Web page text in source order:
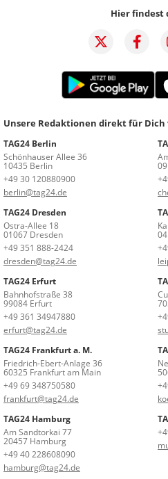
Hier findest
Unsere Redaktionen direkt für Dich
TAG24 Berlin
Schönhauser Allee 36
10435 Berlin
+49 30 120880900
berlin@tag24.de
TAG24 Dresden
Ostra-Allee 18
01067 Dresden
+49 351 888-2424
dresden@tag24.de
TAG24 Erfurt
Bahnhofstraße 38
99084 Erfurt
+49 361 34947880
erfurt@tag24.de
TAG24 Frankfurt a. M.
Friedrich-Ebert-Anlage 36
60325 Frankfurt am Main
+49 69 348750580
frankfurt@tag24.de
TAG24 Hamburg
Am Sandtorkai 77
20457 Hamburg
+49 40 228608090
hamburg@tag24.de